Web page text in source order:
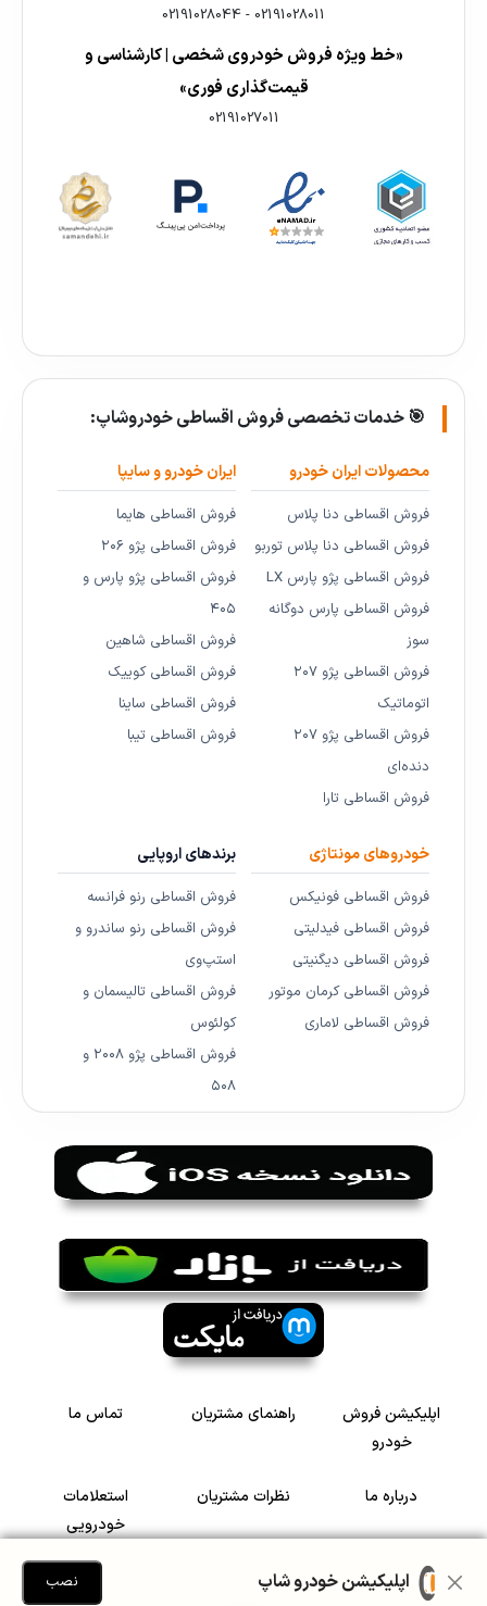
02191028011
-
02191028044
«خط ویژه فروش خودروی شخصی | کارشناسی و
قیمت‌گذاری فوری»
02191027011
🎯 خدمات تخصصی فروش اقساطی خودروشاپ:
محصولات ایران خودرو
فروش اقساطی دنا پلاس
فروش اقساطی دنا پلاس توربو
فروش اقساطی پژو پارس LX
فروش اقساطی پارس دوگانه
سوز
فروش اقساطی پژو ۲۰۷
اتوماتیک
فروش اقساطی پژو ۲۰۷
دنده‌ای
فروش اقساطی تارا
ایران خودرو و سایپا
فروش اقساطی هایما
فروش اقساطی پژو ۲۰۶
فروش اقساطی پژو پارس و
۴۰۵
فروش اقساطی شاهین
فروش اقساطی کوییک
فروش اقساطی ساینا
فروش اقساطی تیبا
خودروهای مونتاژی
فروش اقساطی فونیکس
فروش اقساطی فیدلیتی
فروش اقساطی دیگنیتی
فروش اقساطی کرمان موتور
فروش اقساطی لاماری
برندهای اروپایی
فروش اقساطی رنو فرانسه
فروش اقساطی رنو ساندرو و
استپ‌وی
فروش اقساطی تالیسمان و
کولئوس
فروش اقساطی پژو ۲۰۰۸ و
۵۰۸
اپلیکیشن فروش
خودرو
راهنمای مشتریان تماس ما
درباره ما نظرات مشتریان
استعلامات
خودرویی
سرمایه گذاری در
رضایت مشتریاناپلیکیشن خودرو شاپ نصب